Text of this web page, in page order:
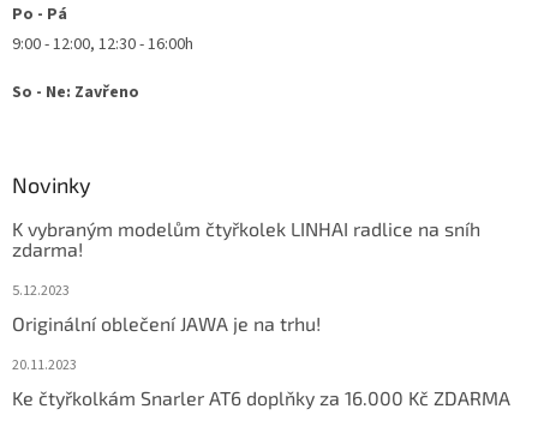
Po - Pá
9:00 - 12:00, 12:30 - 16:00h
So - Ne: Zavřeno
Novinky
K vybraným modelům čtyřkolek LINHAI radlice na sníh
zdarma!
5.12.2023
Originální oblečení JAWA je na trhu!
20.11.2023
Ke čtyřkolkám Snarler AT6 doplňky za 16.000 Kč ZDARMA